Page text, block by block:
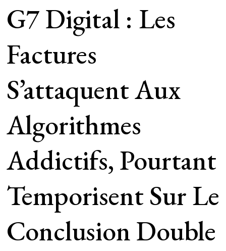
G7 Digital : Les
Factures
S’attaquent Aux
Algorithmes
Addictifs, Pourtant
Temporisent Sur Le
Conclusion Double